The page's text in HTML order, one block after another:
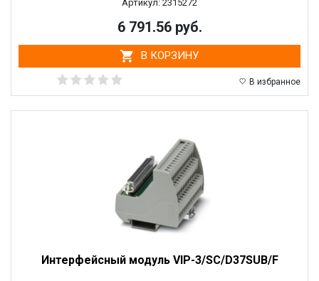
Артикул: 2315272
6 791.56 руб.
В КОРЗИНУ
В избранное
Интерфейсный модуль VIP-3/SC/D37SUB/F